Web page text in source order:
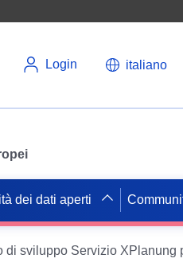
Login italiano
dei dati aperti